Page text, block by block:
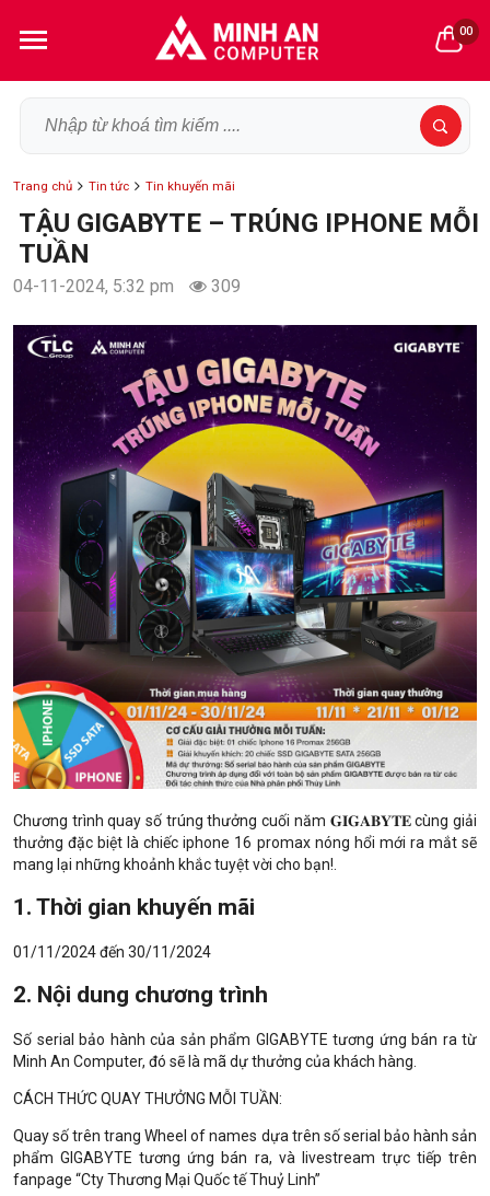
00
Trang chủ Tin tức Tin khuyến mãi
TẬU GIGABYTE – TRÚNG IPHONE MỖI
TUẦN
04-11-2024, 5:32 pm 309
Chương trình quay số trúng thưởng cuối năm 𝐆𝐈𝐆𝐀𝐁𝐘𝐓𝐄 cùng giải
thưởng đặc biệt là chiếc iphone 16 promax nóng hổi mới ra mắt sẽ
mang lại những khoảnh khắc tuyệt vời cho bạn!.
1. Thời gian khuyến mãi
01/11/2024 đến 30/11/2024
2. Nội dung chương trình
Số serial bảo hành của sản phẩm GIGABYTE tương ứng bán ra từ
Minh An Computer, đó sẽ là mã dự thưởng của khách hàng.
CÁCH THỨC QUAY THƯỞNG MỖI TUẦN:
Quay số trên trang Wheel of names dựa trên số serial bảo hành sản
phẩm GIGABYTE tương ứng bán ra, và livestream trực tiếp trên
fanpage “Cty Thương Mại Quốc tế Thuỷ Linh”